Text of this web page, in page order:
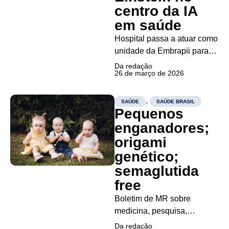
Batizado de Carispermex,...
centro da IA
em saúde
Hospital passa a atuar como
unidade da Embrapii para
desenvolver soluções
digitais e análise de dados
Albert Einstein foi
credenciado como Unidade
da Empresa Brasileira de
Pesquisa e Inovação
Industrial (Embrapii) na área
de Saúde Digital,...
Da redação
26 de março de 2026
SAÚDE , SAÚDE BRASIL
Pequenos
enganadores;
origami
genético;
semaglutida
free
Boletim de MR sobre
medicina, pesquisa,
inovação, saúde mental,
Da redação